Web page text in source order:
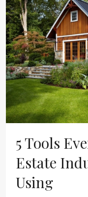
5 Tools
Estate
Using